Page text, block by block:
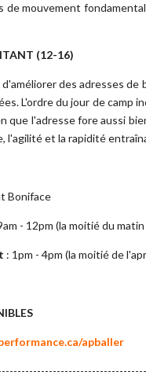
de mouvement
(12-16)
des adresses
L'ordre du jour de camp
que l'adresse fore aussi
l'agilité et la rapidité
Boniface
- 12pm (la moitié du
: 1pm - 4pm (la moitié de
apballer